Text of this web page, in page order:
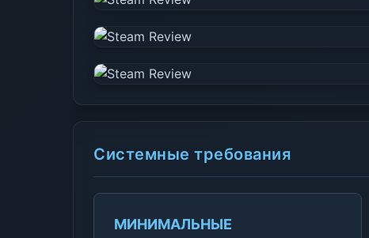
Системные требования
МИНИМАЛЬНЫЕ